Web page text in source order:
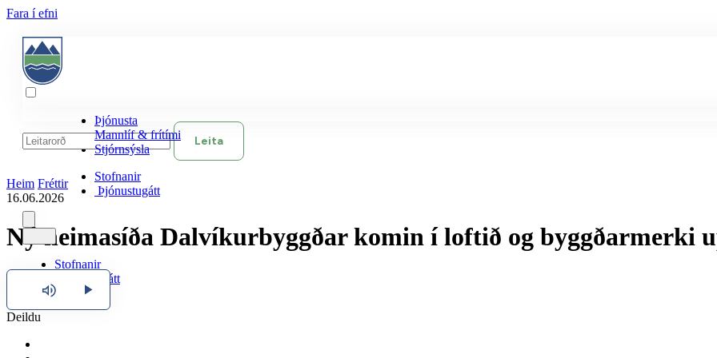
Fara í efni
Þjónusta
Mannlíf & frítími
Stjórnsýsla
Stofnanir
Þjónustugátt
Stofnanir
Þjónustugátt
Leita
Heim Fréttir
16.06.2026
Ný heimasíða Dalvíkurbyggðar komin í loftið og byggðarmerki
Hlusta
Deildu